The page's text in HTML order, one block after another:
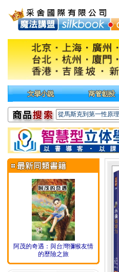
阿茂的奇遇：與台灣獼猴友情
的歷險之旅